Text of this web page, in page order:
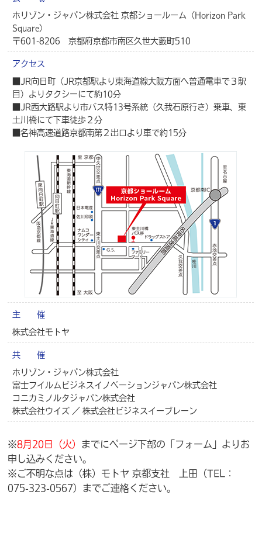
ホリゾン・ジャパン株式会社 京都ショールーム（Horizon Park
Square）
〒601-8206 京都府京都市南区久世大藪町510
アクセス
■JR向日町（JR京都駅より東海道線大阪方面へ普通電車で３駅
目）よりタクシーにて約10分
■JR西大路駅より市バス特13号系統（久我石原行き）乗車、東
土川橋にて下車徒歩２分
■名神高速道路京都南第２出口より車で約15分
主 催
株式会社モトヤ
共 催
ホリゾン・ジャパン株式会社
富士フイルムビジネスイノベーションジャパン株式会社
コニカミノルタジャパン株式会社
株式会社ウイズ ／ 株式会社ビジネスイーブレーン
※8月20日（火） までにページ下部の「フォーム」よりお
申し込みください。
※ご不明な点は（株）モトヤ 京都支社 上田（TEL：
075-323-0567）までご連絡ください。